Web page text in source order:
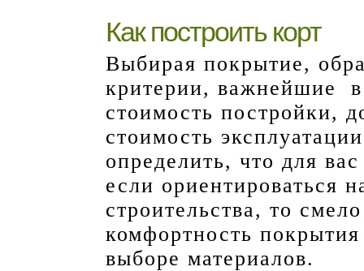
Как построить корт
Выбирая покрытие,
критерии, важнейшие
стоимость постройки,
стоимость
определить, что для
если ориентироваться
строительства, то
комфортность
выборе материалов.